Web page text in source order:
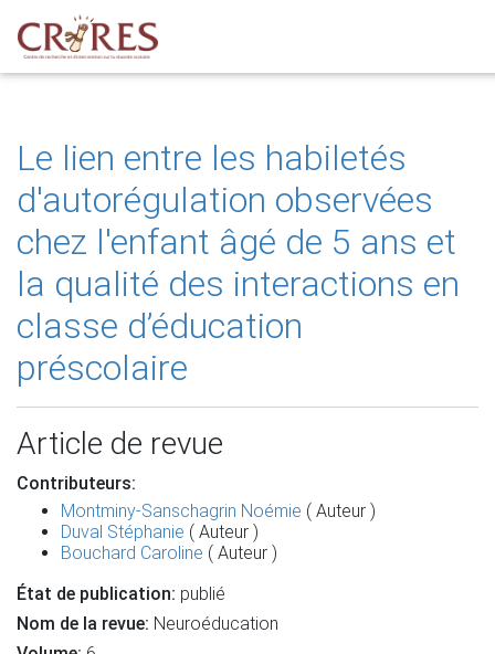
Le lien entre les habiletés
d'autorégulation observées
chez l'enfant âgé de 5 ans et
la qualité des interactions en
classe d’éducation
préscolaire
Article de revue
Contributeurs:
Montminy-Sanschagrin Noémie ( Auteur )
Duval Stéphanie ( Auteur )
Bouchard Caroline ( Auteur )
État de publication: publié
Nom de la revue: Neuroéducation